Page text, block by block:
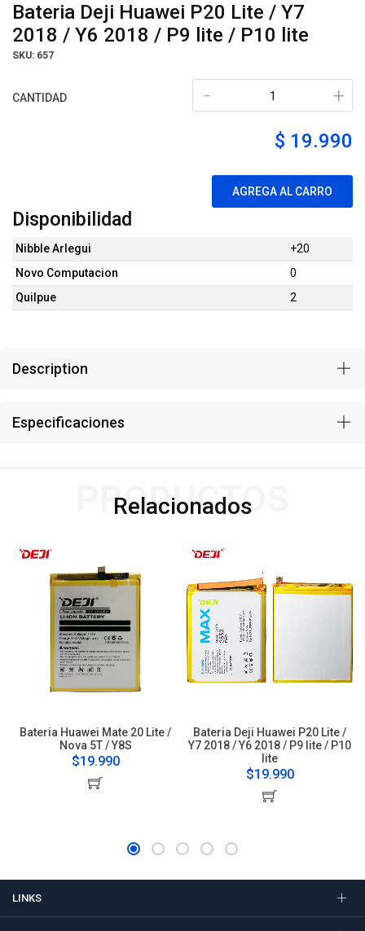
Bateria Deji Huawei P20 Lite / Y7
2018 / Y6 2018 / P9 lite / P10 lite
SKU: 657
CANTIDAD +
-
$ 19.990
AGREGA AL CARRO
Disponibilidad
Nibble Arlegui
+20
Novo Computacion
0
Quilpue
2
Description
Especificaciones
Relacionados
PRODUCTOS
Bateria Huawei Mate 20 Lite /
Nova 5T / Y8S
$19.990
Bateria Deji Huawei P20 Lite /
Y7 2018 / Y6 2018 / P9 lite / P10
lite
$19.990
LINKS